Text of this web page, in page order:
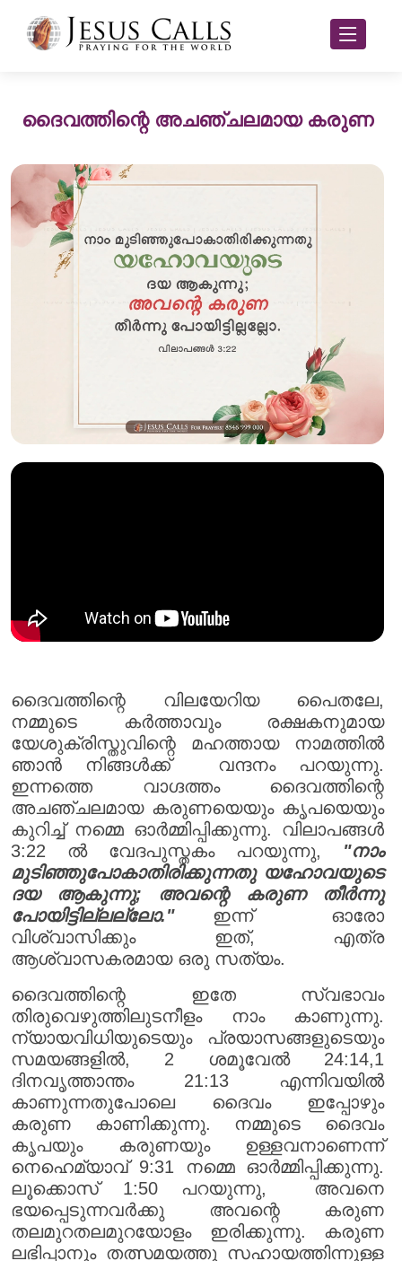
ദൈവത്തിന്റെ അചഞ്ചലമായ കരുണ
ദൈവത്തിന്റെ വിലയേറിയ പൈതലേ,
നമ്മുടെ കർത്താവും രക്ഷകനുമായ
യേശുക്രിസ്തുവിന്റെ മഹത്തായ നാമത്തിൽ
ഞാൻ നിങ്ങൾക്ക് വന്ദനം പറയുന്നു.
ഇന്നത്തെ വാഗ്ദത്തം ദൈവത്തിന്റെ
അചഞ്ചലമായ കരുണയെയും കൃപയെയും
കുറിച്ച് നമ്മെ ഓർമ്മിപ്പിക്കുന്നു. വിലാപങ്ങൾ
3:22 ൽ വേദപുസ്തകം പറയുന്നു, "നാം
മുടിഞ്ഞുപോകാതിരിക്കുന്നതു യഹോവയുടെ
ദയ ആകുന്നു; അവന്റെ കരുണ തീർന്നു
പോയിട്ടില്ലല്ലോ."ഇന്ന് ഓരോ
വിശ്വാസിക്കും ഇത്, എത്ര
ആശ്വാസകരമായ ഒരു സത്യം.
ദൈവത്തിന്റെ ഇതേ സ്വഭാവം
തിരുവെഴുത്തിലുടനീളം നാം കാണുന്നു.
ന്യായവിധിയുടെയും പ്രയാസങ്ങളുടെയും
സമയങ്ങളിൽ, 2 ശമൂവേൽ 24:14,1
ദിനവൃത്താന്തം 21:13 എന്നിവയിൽ
കാണുന്നതുപോലെ ദൈവം ഇപ്പോഴും
കരുണ കാണിക്കുന്നു. നമ്മുടെ ദൈവം
കൃപയും കരുണയും ഉള്ളവനാണെന്ന്
നെഹെമ്യാവ് 9:31 നമ്മെ ഓർമ്മിപ്പിക്കുന്നു.
ലൂക്കൊസ് 1:50 പറയുന്നു, അവനെ
ഭയപ്പെടുന്നവർക്കു അവന്റെ കരുണ
തലമുറതലമുറയോളം ഇരിക്കുന്നു. കരുണ
ലഭിപ്പാനും തത്സമയത്തു സഹായത്തിന്നുള്ള